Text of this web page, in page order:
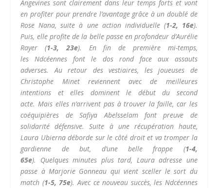
Angevines sont clairement dans leur temps forts et vont
en profiter pour prendre l’avantage grâce à un doublé de
Rose Nana, suite à une action individuelle (1-2, 16e).
Puis, elle profite de la belle passe en profondeur d’Aurélie
Rayer(1-3, 23e).
En fin de première mi-temps,
lesNdcéennes font le dos rond face aux assauts
adverses.
Au retour des vestiaires, les joueuses de
Christophe Minet reviennent avec de meilleures
intentions et elles dominent le début du second
acte. Mais elles n’arrivent pas à trouver la faille, car les
coéquipières de SafiyaAbelsselamfont preuve de
solidarité défensive.
Suite à une récupération haute,
Laura Ubiernadéborde sur le côté droit et va tromper la
gardienne de but, d’une belle frappe (1-4,
65e). Quelquesminutes plustard, Laura adresse une
passe à Marjorie Gonneau qui vient sceller le sort du
match (1-5, 75e). Avec ce nouveau succès, les Ndcéennes